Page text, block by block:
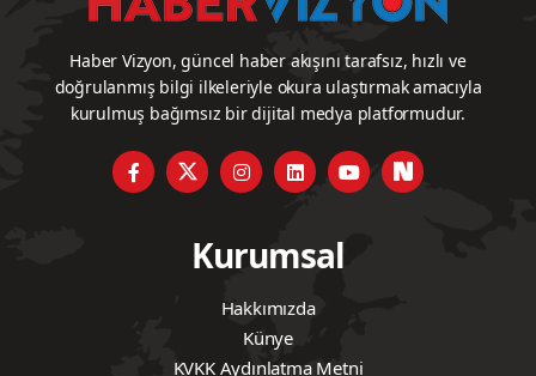
Haber Vizyon, güncel haber akışını tarafsız, hızlı ve
doğrulanmış bilgi ilkeleriyle okura ulaştırmak amacıyla
kurulmuş bağımsız bir dijital medya platformudur.
Kurumsal
Hakkımızda
Künye
KVKK Aydınlatma Metni